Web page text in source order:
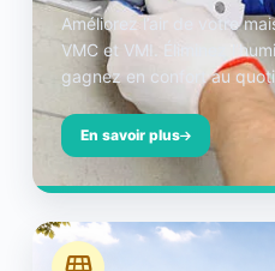
Améliorez l’air de votre
VMC et VMI. Éliminez
gagnez en confort au
En savoir plus